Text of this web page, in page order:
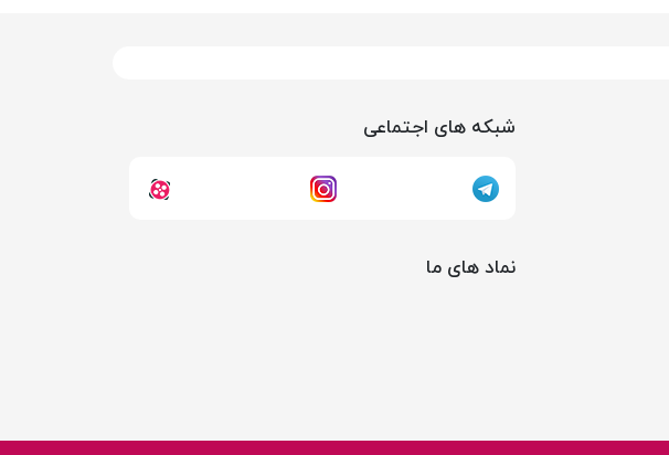
شبکه های اجتماعی
نماد های ما